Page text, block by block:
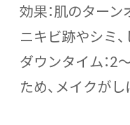
効果：肌のター
ニキビ跡やシミ
ダウンタイム：2
ため、メイクが